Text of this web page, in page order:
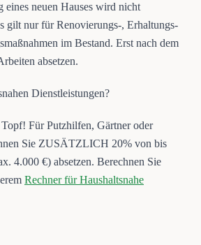
neuen Hauses wird nicht
gilt nur für Renovierungs-, Erhaltungs-
im Bestand. Erst nach dem
absetzen.
Dienstleistungen?
Topf! Für Putzhilfen, Gärtner oder
Sie ZUSÄTZLICH 20% von bis
4.000 €) absetzen. Berechnen Sie
Rechner für Haushaltsnahe